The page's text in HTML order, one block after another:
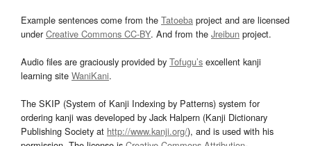
Example sentences come from the Tatoeba project and are licensed
underCreative Commons CC-BY. And from the Jreibun project.
Audio files are graciously provided by Tofugu’s excellent kanji
learning site WaniKani.
The SKIP (System of Kanji Indexing by Patterns) system for
ordering kanji was developed by Jack Halpern (Kanji Dictionary
Publishing Society at http://www.kanji.org/), and is used with his